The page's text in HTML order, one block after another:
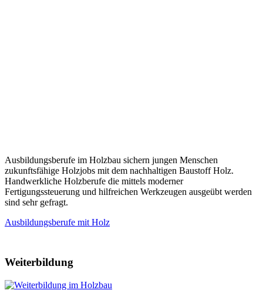
Ausbildungsberufe im Holzbau sichern jungen Menschen
zukunftsfähige Holzjobs mit dem nachhaltigen Baustoff Holz.
Handwerkliche Holzberufe die mittels moderner
Fertigungssteuerung und hilfreichen Werkzeugen ausgeübt werden
sind sehr gefragt.
Ausbildungsberufe mit Holz
Weiterbildung